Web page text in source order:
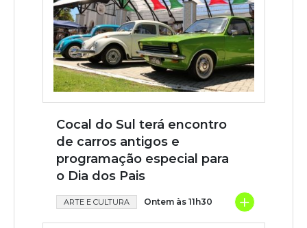
Cocal do Sul terá encontro
de carros antigos e
programação especial para
o Dia dos Pais
ARTE E CULTURA Ontem às 11h30 +